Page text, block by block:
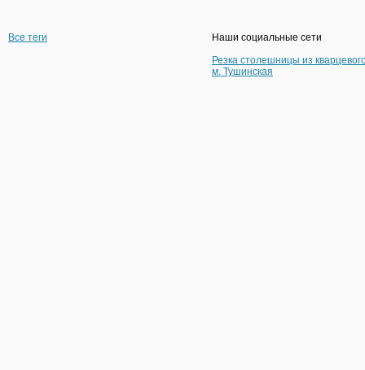
Все теги
Наши социальные сети
Резка столешницы из
м. Тушинская